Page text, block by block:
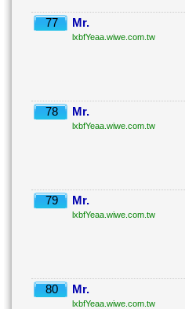
77 Mr.
lxbfYeaa.wiwe.com.tw
78 Mr.
lxbfYeaa.wiwe.com.tw
79 Mr.
lxbfYeaa.wiwe.com.tw
80 Mr.
lxbfYeaa.wiwe.com.tw